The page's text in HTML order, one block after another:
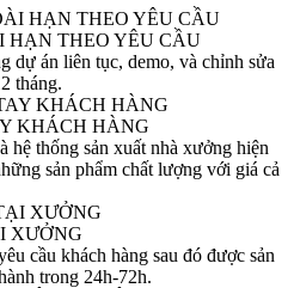
HẠN THEO YÊU CẦU
dự án liên tục, demo, và chỉnh sửa
tháng.
KHÁCH HÀNG
hệ thống sản xuất nhà xưởng hiện
sản phẩm chất lượng với giá cả
XƯỞNG
cầu khách hàng sau đó được sản
trong 24h-72h.